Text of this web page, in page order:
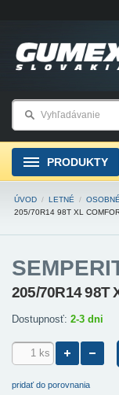
PRODUKTY
ÚVOD / LETNÉ /
205/70R14 98T XL
205/70R14 98T
Dostupnosť: 2-3 dni
pridať do porovnania